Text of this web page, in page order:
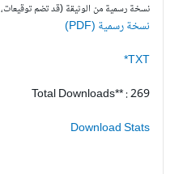
نسخة رسمية من الوثيقة (قد تضم توقيعات، الخ)
نسخة رسمية (PDF)
TXT*
Total Downloads** : 269
Download Stats